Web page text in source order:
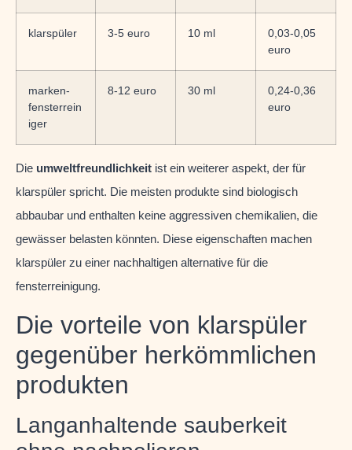
klarspüler 3-5 euro 10 ml
0,03-0,05
euro
marken-
fensterrein
iger
8-12 euro 30 ml
0,24-0,36
euro
Die umweltfreundlichkeit ist ein weiterer aspekt, der für
klarspüler spricht. Die meisten produkte sind biologisch
abbaubar und enthalten keine aggressiven chemikalien, die
gewässer belasten könnten. Diese eigenschaften machen
klarspüler zu einer nachhaltigen alternative für die
fensterreinigung.
Die vorteile von klarspüler
gegenüber herkömmlichen
produkten
Langanhaltende sauberkeit